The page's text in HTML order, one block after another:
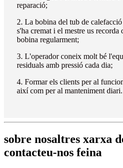
reparació;
2. La bobina del tub de
s'ha cremat i el mestre us recorda
bobina regularment;
3. L'operador coneix molt bé
residuals amb pressió cada dia;
4. Formar els clients per al
així com per al manteniment diari.
sobre nosaltres xarxa
contacteu-nos feina